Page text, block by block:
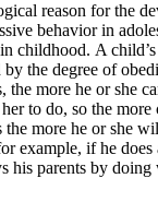
reason for the
behavior in
childhood. A
the degree of
the more he or she
to do, so the
more he or she
example, if he
his parents by